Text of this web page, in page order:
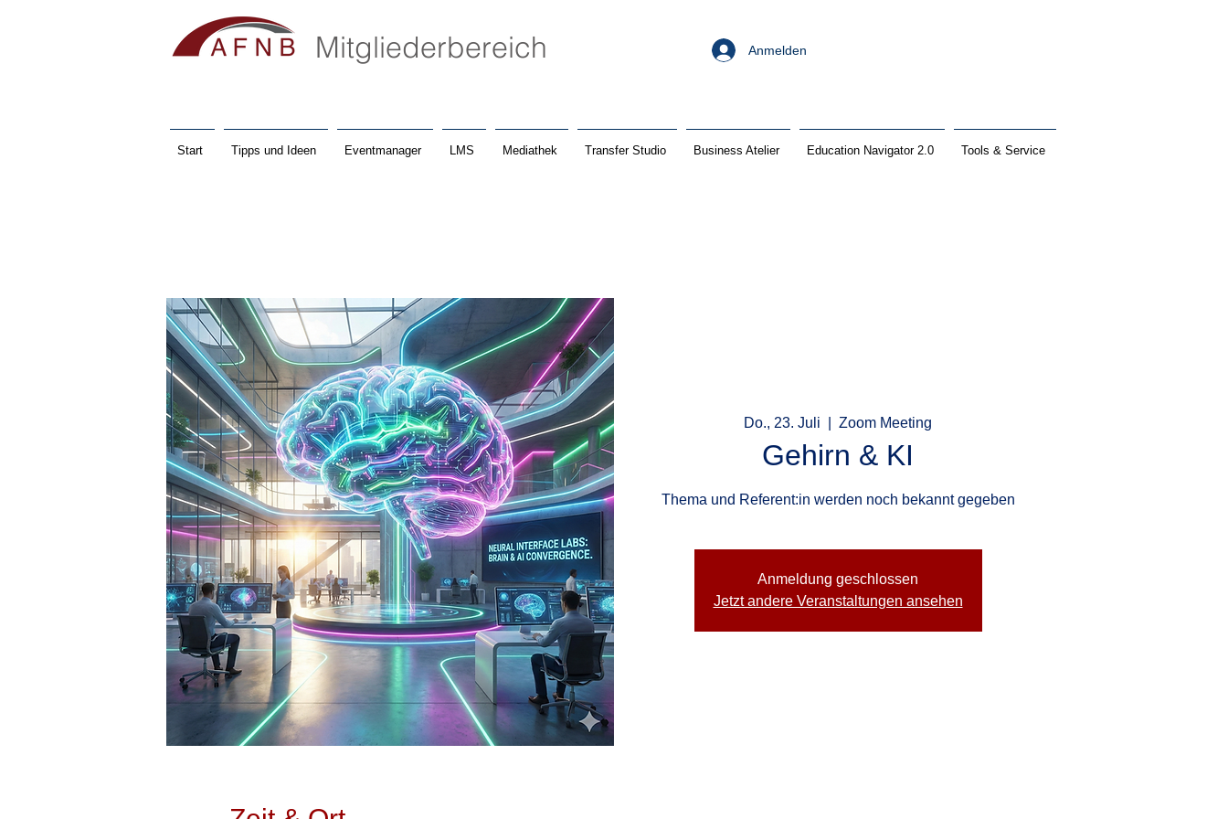
Mitgliederbereich Anmelden
Start Tipps und Ideen Eventmanager LMS Mediathek Transfer Studio Business Atelier Education Navigator 2.0 Tools & Service
Do., 23. Juli Zoom Meeting
Gehirn & KI
Thema und Referent:in werden noch bekannt gegeben
Anmeldung geschlossen
Jetzt andere Veranstaltungen ansehen